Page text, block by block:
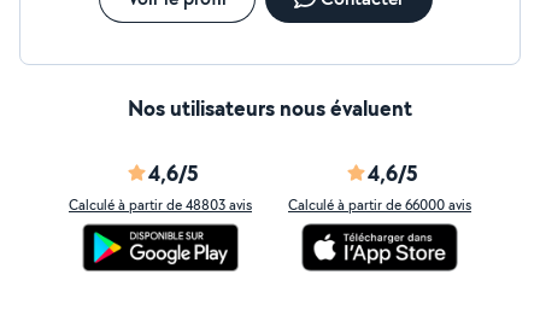
Nos utilisateurs nous évaluent
4,6/5
Calculé à partir de 48803 avis
4,6/5
Calculé à partir de 66000 avis